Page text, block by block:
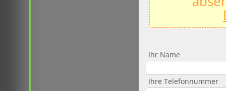
Ihr Name
Ihre Telefonnummer